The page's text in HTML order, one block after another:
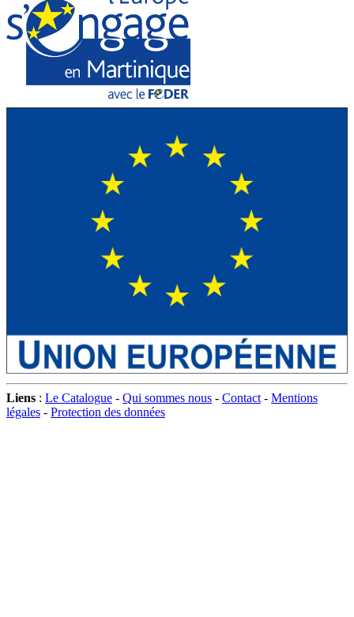
Liens : Le Catalogue - Qui sommes nous - Contact - Mentions
légales - Protection des données